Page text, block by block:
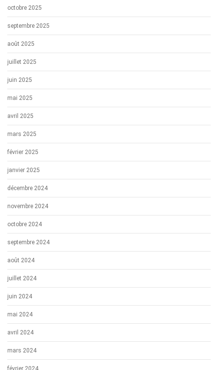
octobre 2025
septembre 2025
août 2025
juillet 2025
juin 2025
mai 2025
avril 2025
mars 2025
février 2025
janvier 2025
décembre 2024
novembre 2024
octobre 2024
septembre 2024
août 2024
juillet 2024
juin 2024
mai 2024
avril 2024
mars 2024